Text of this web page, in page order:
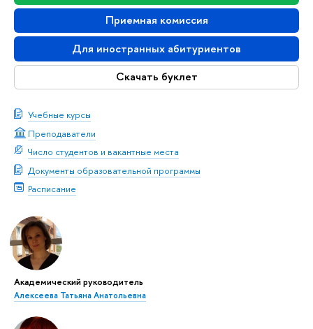
Приемная комиссия
Для иностранных абитуриентов
Скачать буклет
Учебные курсы
Преподаватели
Число студентов и вакантные места
Документы образовательной программы
Расписание
Академический руководитель
Алексеева Татьяна Анатольевна